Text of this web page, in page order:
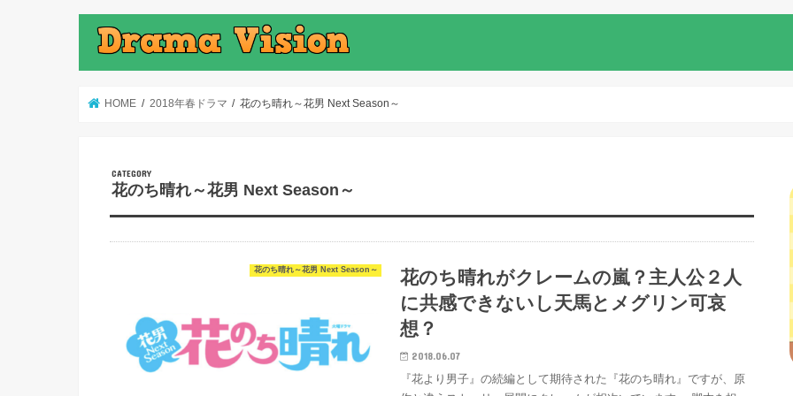
HOME 2018年春ドラマ 花のち晴れ～花男 Next Season～
花のち晴れ～花男 Next Season～
花のち晴れ～花男 Next Season～
花のち晴れがクレームの嵐？主人公２人
に共感できないし天馬とメグリン可哀
想？
2018.06.07
『花より男子』の続編として期待された『花のち晴れ』ですが、原